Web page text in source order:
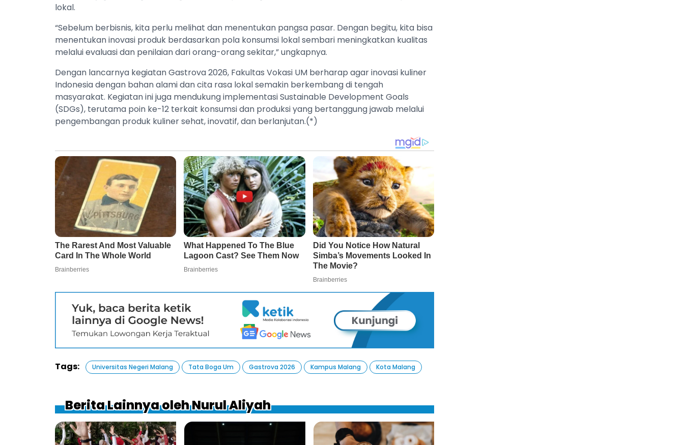
lokal.
“Sebelum berbisnis, kita perlu melihat dan menentukan pangsa pasar. Dengan begitu, kita bisa
menentukan inovasi produk berdasarkan pola konsumsi lokal sembari meningkatkan kualitas
melalui evaluasi dan penilaian dari orang-orang sekitar,” ungkapnya.
Dengan lancarnya kegiatan Gastrova 2026, Fakultas Vokasi UM berharap agar inovasi kuliner
Indonesia dengan bahan alami dan cita rasa lokal semakin berkembang di tengah
masyarakat. Kegiatan ini juga mendukung implementasi Sustainable Development Goals
(SDGs), terutama poin ke-12 terkait konsumsi dan produksi yang bertanggung jawab melalui
pengembangan produk kuliner sehat, inovatif, dan berlanjutan.(*)
Tags: Universitas Negeri Malang Tata Boga Um Gastrova 2026 Kampus Malang Kota Malang
Berita Lainnya oleh Nurul Aliyah